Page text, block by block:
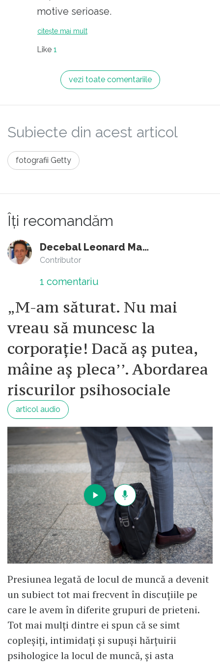
saracului, ar rezolva multe din
sa mai vorbim si cu ”peretii”, fiindca
cateodata mai au urechi.
motive serioase.
citește mai mult
Like 1
vezi toate comentariile
Subiecte din acest articol
fotografii Getty
Îți recomandăm
Decebal Leonard Marin
Contributor
1 comentariu
„M-am săturat. Nu mai
vreau să muncesc la
corporație! Dacă aș putea,
mâine aș pleca’’. Abordarea
riscurilor psihosociale
articol audio
Presiunea legată de locul de muncă a devenit
un subiect tot mai frecvent în discuțiile pe
care le avem în diferite grupuri de prieteni.
Tot mai mulți dintre ei spun că se simt
copleșiți, intimidați și supuși hărțuirii
psihologice la locul de muncă, și asta